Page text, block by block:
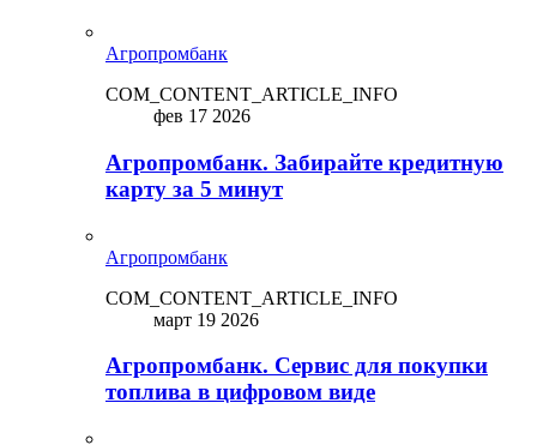
Агропромбанк
COM_CONTENT_ARTICLE_INFO
фев 17 2026
Агропромбанк. Забирайте кредитную
карту за 5 минут
Агропромбанк
COM_CONTENT_ARTICLE_INFO
март 19 2026
Агропромбанк. Сервис для покупки
топлива в цифровом виде